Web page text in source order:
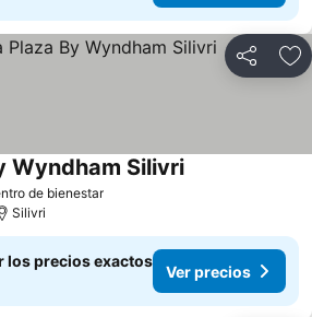
Compartir
de bienestar
Wyndham Silivri
Silivri
los precios exactos
Ver precios